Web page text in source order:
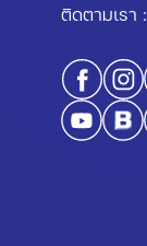
ติดตามเรา :